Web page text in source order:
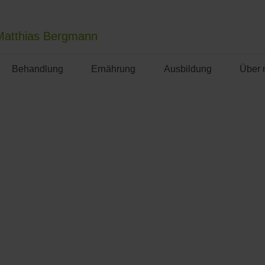
Bergmann
Behandlung Ernährung Ausbildung Über